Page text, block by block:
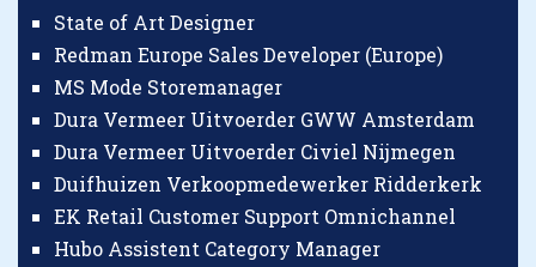
State of Art Designer
Redman Europe Sales Developer (Europe)
MS Mode Storemanager
Dura Vermeer Uitvoerder GWW Amsterdam
Dura Vermeer Uitvoerder Civiel Nijmegen
Duifhuizen Verkoopmedewerker Ridderkerk
EK Retail Customer Support Omnichannel
Hubo Assistent Category Manager